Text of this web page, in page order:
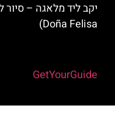
Doña Felisa)
GetYourGuide